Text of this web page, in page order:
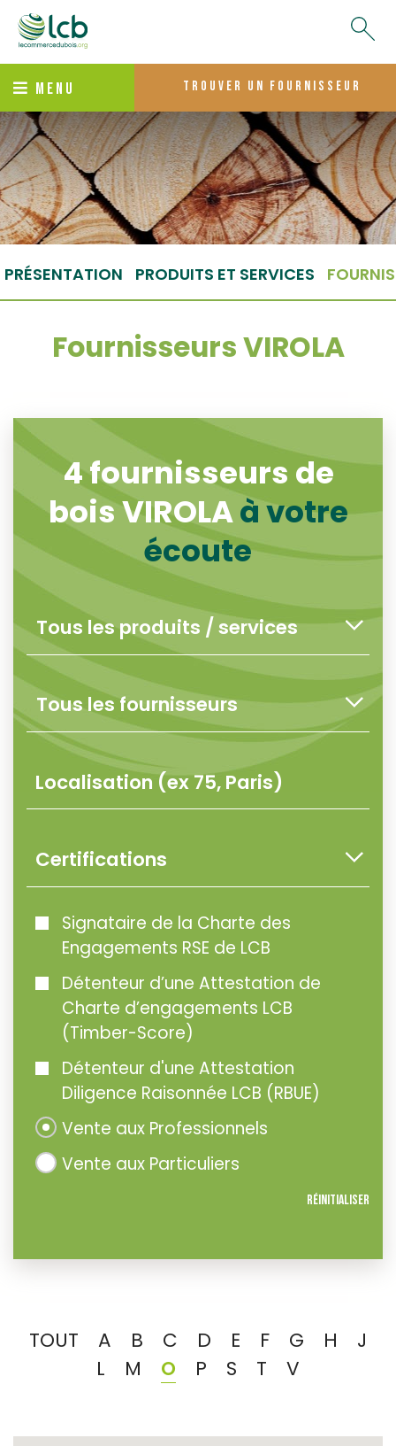
MENU trouver un fournisseur
PRÉSENTATION PRODUITS ET SERVICES
Fournisseurs VIROLA
4fournisseurs de
bois VIROLAà votre
écoute
Certifications
Signataire de la Charte des
Engagements RSE de LCB
Détenteur d’une Attestation de
Charte d’engagements LCB
(Timber-Score)
Détenteur d'une Attestation
Diligence Raisonnée LCB (RBUE)
Vente aux Professionnels
Vente aux Particuliers
Réinitialiser
TOUT A B C D E F G H
J
L
M O P S T V